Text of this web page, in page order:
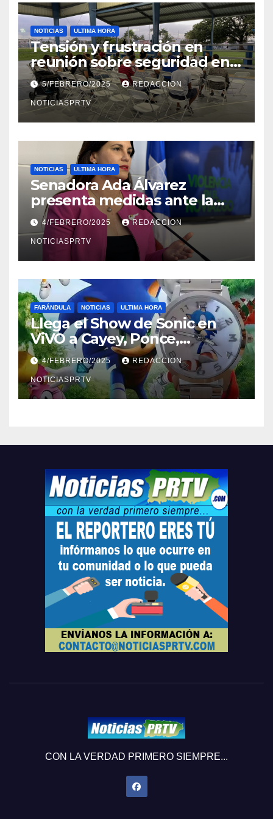
NOTICIAS ULTIMA HORA
Tensión y frustración en
reunión sobre seguridad en
Reparto Metropolitano
5/FEBRERO/2025 REDACCION
NOTICIASPRTV
NOTICIAS ULTIMA HORA
Senadora Ada Álvarez
presenta medidas ante la
violencia en el noviazgo
4/FEBRERO/2025 REDACCION
NOTICIASPRTV
FARÁNDULA NOTICIAS ULTIMA HORA
Llega el Show de Sonic en
ViVO a Cayey, Ponce,
Barceloneta y Humacao,
Relojes gratis para el que
compre ahora….
4/FEBRERO/2025 REDACCION
NOTICIASPRTV
CON LA VERDAD PRIMERO SIEMPRE...